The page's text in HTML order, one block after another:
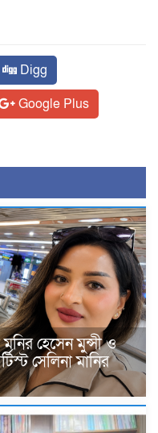
Digg
Google Plus
হেসেন মুন্সী ও
সেলিনা মানির